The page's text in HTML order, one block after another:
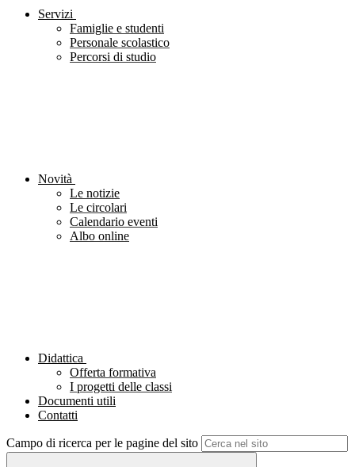
Servizi
Famiglie e studenti
Personale scolastico
Percorsi di studio
Novità
Le notizie
Le circolari
Calendario eventi
Albo online
Didattica
Offerta formativa
I progetti delle classi
Documenti utili
Contatti
Campo di ricerca per le pagine del sito